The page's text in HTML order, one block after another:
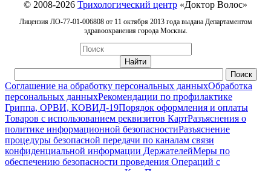
© 2008-2026 Трихологический центр «Доктор Волос»
Лицензия ЛО-77-01-006808 от 11 октября 2013 года выдана Департаментом
здравоохранения города Москвы.
Соглашение на обработку персональных данныхОбработка
персональных данныхРекомендации по профилактике
Гриппа, ОРВИ, КОВИД-19Порядок оформления и оплаты
Товаров с использованием реквизитов КартРазъяснения о
политике информационной безопасностиРазъяснение
процедуры безопасной передачи по каналам связи
конфиденциальной информации ДержателейМеры по
обеспечению безопасности проведения Операций с